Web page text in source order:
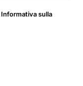
Informativa sulla